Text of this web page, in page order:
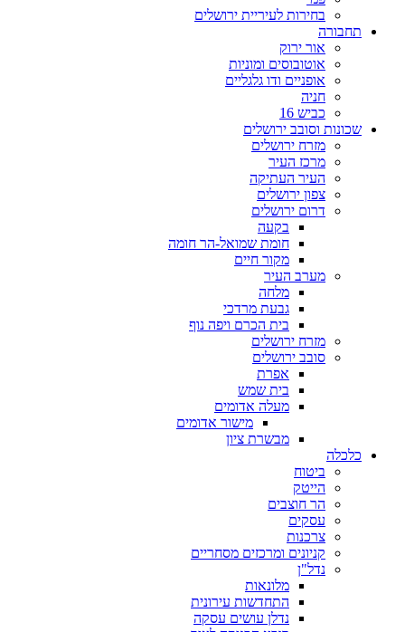
בחירות לעיריית ירושלים
תחבורה
אור ירוק
אוטובוסים ומוניות
אופניים ודו גלגליים
חניה
כביש 16
שכונות וסובב ירושלים
מזרח ירושלים
מרכז העיר
העיר העתיקה
צפון ירושלים
דרום ירושלים
בקעה
חומת שמואל-הר חומה
מקור חיים
מערב העיר
מלחה
גבעת מרדכי
בית הכרם ויפה נוף
מזרח ירושלים
סובב ירושלים
אפרת
בית שמש
מעלה אדומים
מישור אדומים
מבשרת ציון
כלכלה
ביטוח
הייטק
הר חוצבים
עסקים
צרכנות
קניונים ומרכזים מסחריים
נדל"ן
מלונאות
התחדשות עירונית
נדלן עושים עסקה